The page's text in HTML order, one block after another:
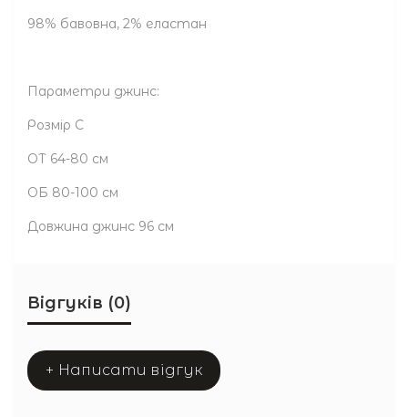
98% бавовна, 2% еластан
Параметри джинс:
Розмір С
ОТ 64-80 см
ОБ 80-100 см
Довжина джинс 96 см
Відгуків (0)
+ Написати відгук